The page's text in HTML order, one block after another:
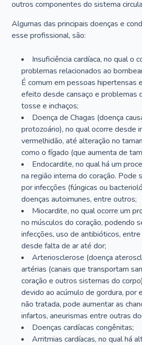
outros componentes do sistema
Algumas das principais doenças e
esse profissional, são:
Insuficiência cardíaca, no qual o
problemas relacionados ao
É comum em pessoas hipertensas
efeito desde cansaço e problemas
tosse e inchaços;
Doença de Chagas (doença
protozoário), no qual ocorre desde
vermelhidão, até alteração no
como o fígado (que aumenta de
Endocardite, no qual há um
na região interna do coração. Pode
por infecções (fúngicas ou
doenças autoimunes, entre outros;
Miocardite, no qual ocorre um
no músculos do coração, podendo
infecções, uso de antibióticos,
desde falta de ar até dor;
Arteriosclerose (doença
artérias (canais que transportam
coração e outros sistemas do
devido ao acúmulo de gordura, por
não tratada, pode aumentar as
infartos, aneurismas entre outras
Doenças cardíacas congênitas;
Arritmias cardíacas, no qual há